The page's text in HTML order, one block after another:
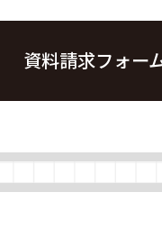
資料請求フォー